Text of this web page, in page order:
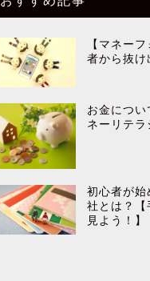
【マネー
者から抜け
お金につい
ネーリテラ
初心者が始
社とは？【
見よう！】